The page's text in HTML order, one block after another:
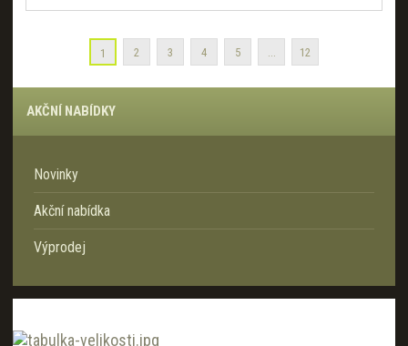
1 2 3 4 5 ... 12
AKČNÍ NABÍDKY
Novinky
Akční nabídka
Výprodej